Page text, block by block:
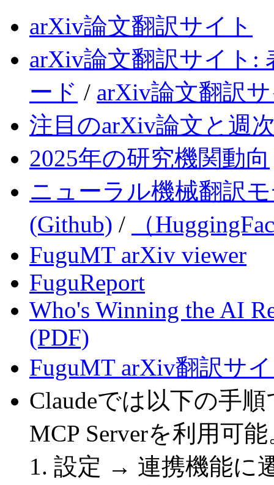
arXiv論文翻訳サイト
arXiv論文翻訳サイト:
ード / arXiv論文翻訳
注目のarXiv論文と週
2025年の研究機関動向
ニューラル機械翻訳
(Github) /
（
FuguMT arXiv viewer
FuguReport
Who's Winning the AI
(PDF)
FuguMT arXiv翻訳サ
Claudeでは以下の手
MCP Serverを利用可
設定 → 連携機能に